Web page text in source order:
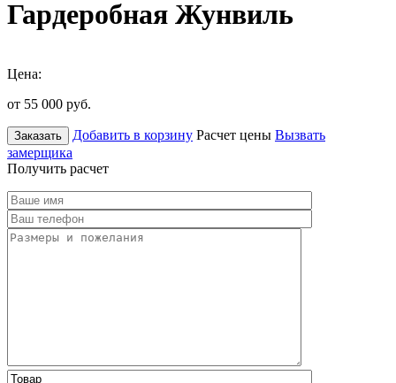
Гардеробная Жунвиль
Цена:
от 55 000 руб.
Заказать Добавить в корзину Расчет цены Вызвать
замерщика
Получить расчет